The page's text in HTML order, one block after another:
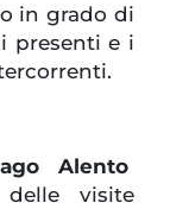
in grado di
presenti e i
Alento
delle visite